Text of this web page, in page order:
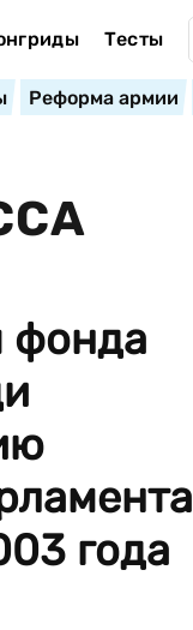
Тесты
Реформа армии
фонда
года